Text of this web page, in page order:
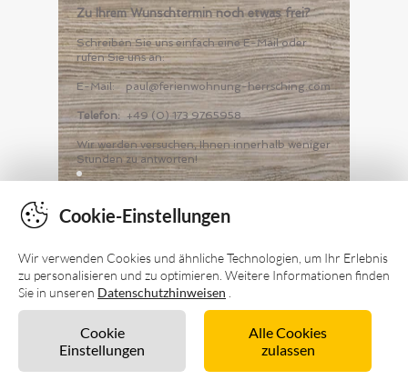
Unverbindlich anfragen
Cookie-Einstellungen
Wir verwenden Cookies und ähnliche Technologien, um Ihr Erlebnis
zu personalisieren und zu optimieren. Weitere Informationen finden
Sie in unseren Datenschutzhinweisen
Cookie
Einstellungen
Alle Cookies
zulassen